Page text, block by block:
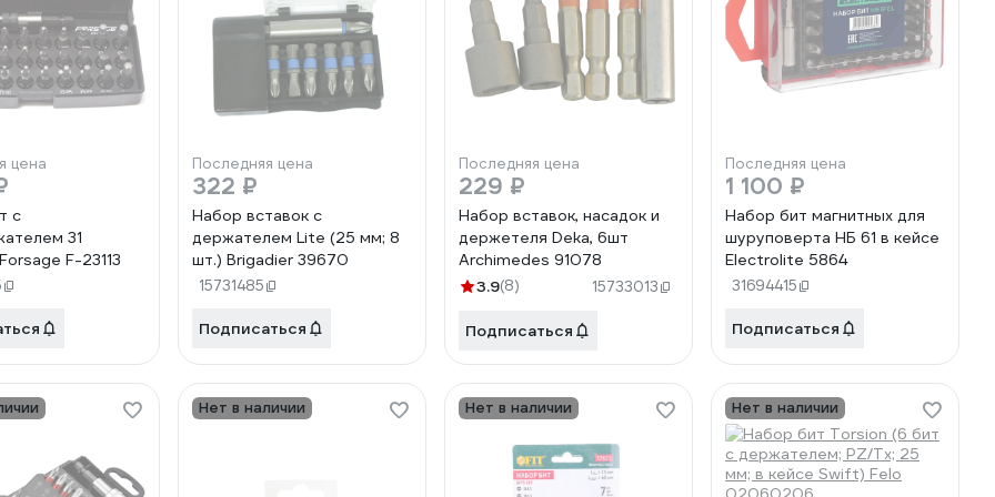
цена
с
31
F-23113
Последняя цена
322 ₽
Набор вставок с
держателем Lite (25 мм; 8
шт.) Brigadier 39670
15731485
Подписаться
Последняя цена
229 ₽
Набор вставок, насадок и
держетеля Deka, 6шт
Archimedes 91078
3.9(8) 15733013
Подписаться
Последняя цена
1 100 ₽
Набор бит магнитных для
шуруповерта НБ 61 в кейсе
Electrolite 5864
31694415
Подписаться
Нет в наличии Нет в наличии Нет в наличии